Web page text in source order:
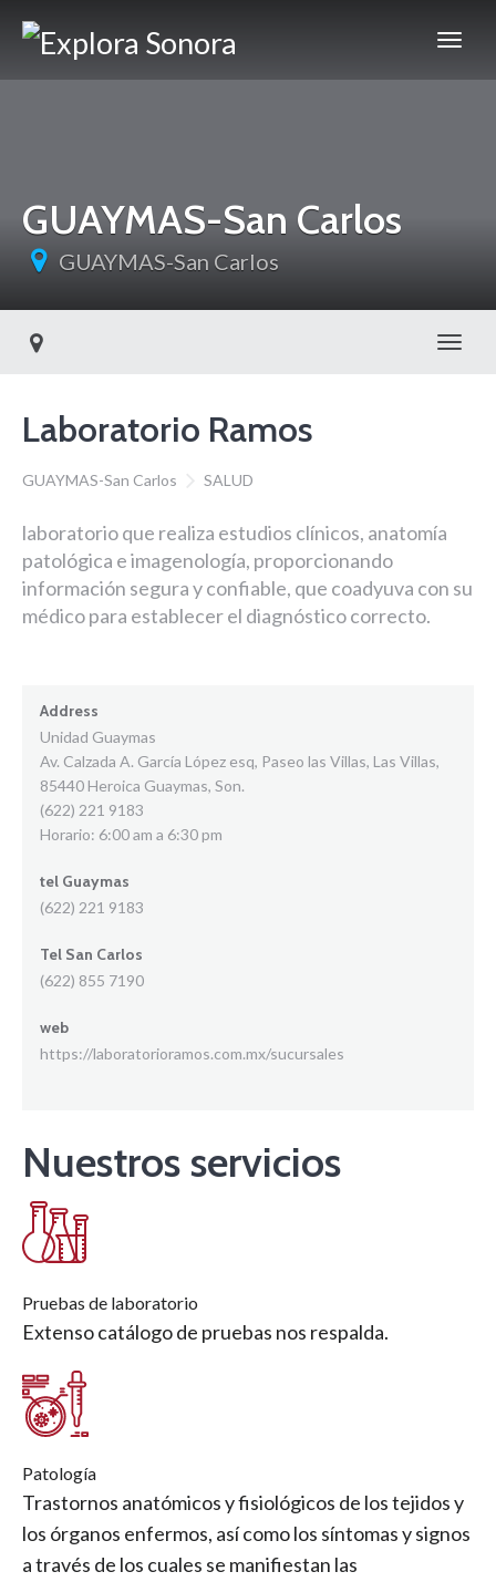
GUAYMAS-San Carlos
GUAYMAS-San Carlos
Laboratorio Ramos
GUAYMAS-San Carlos SALUD
laboratorio que realiza estudios clínicos, anatomía
patológica e imagenología, proporcionando
información segura y confiable, que coadyuva con su
médico para establecer el diagnóstico correcto.
Address
Unidad Guaymas
Av. Calzada A. García López esq, Paseo las Villas, Las Villas,
85440 Heroica Guaymas, Son.
(622) 221 9183
Horario: 6:00 am a 6:30 pm
tel Guaymas
(622) 221 9183
Tel San Carlos
(622) 855 7190
web
https://laboratorioramos.com.mx/sucursales
Nuestros servicios
Pruebas de laboratorio
Extenso catálogo de pruebas nos respalda.
Patología
Trastornos anatómicos y fisiológicos de los tejidos y
los órganos enfermos, así como los síntomas y signos
a través de los cuales se manifiestan las